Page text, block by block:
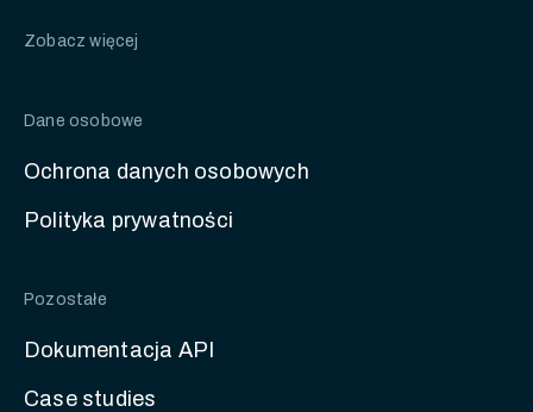
Zobacz więcej
Dane osobowe
Ochrona danych osobowych
Polityka prywatności
Pozostałe
Dokumentacja API
Case studies